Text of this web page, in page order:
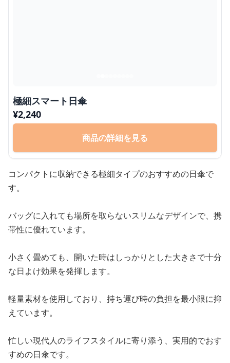
極細スマート日傘
¥2,240
商品の詳細を見る
コンパクトに収納できる極細タイプのおすすめの日傘で
す。
バッグに入れても場所を取らないスリムなデザインで、携
帯性に優れています。
小さく畳めても、開いた時はしっかりとした大きさで十分
な日よけ効果を発揮します。
軽量素材を使用しており、持ち運び時の負担を最小限に抑
えています。
忙しい現代人のライフスタイルに寄り添う、実用的でおす
すめの日傘です。